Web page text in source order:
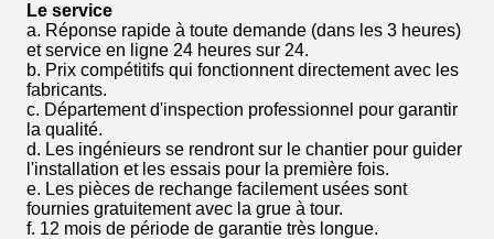
Le service
a. Réponse rapide à toute demande (dans les 3 heures)
et service en ligne 24 heures sur 24.
b. Prix compétitifs qui fonctionnent directement avec les
fabricants.
c. Département d'inspection professionnel pour garantir
la qualité.
d. Les ingénieurs se rendront sur le chantier pour guider
l'installation et les essais pour la première fois.
e. Les pièces de rechange facilement usées sont
fournies gratuitement avec la grue à tour.
f. 12 mois de période de garantie très longue.